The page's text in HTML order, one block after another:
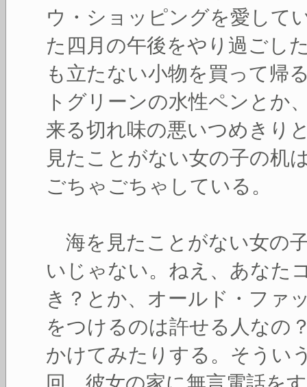
ウ・ショッピングを愛して
た四月の午後をやり過ごし
も立たない小物を買って帰
トグリーンの水性ペンとか
来る切れ味の悪いつめきり
見たことがない女の子の机
ごちゃごちゃしている。
海を見たことがない女の
いじゃない。ねえ、あなた
き？とか、オールド・ファ
をつけるのは許せる人なの
かけてみたりする。そうい